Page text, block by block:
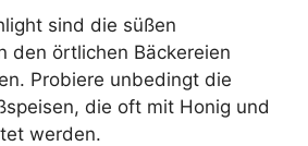
sind die süßen
den örtlichen Bäckereien
Probiere unbedingt die
die oft mit Honig und
werden.